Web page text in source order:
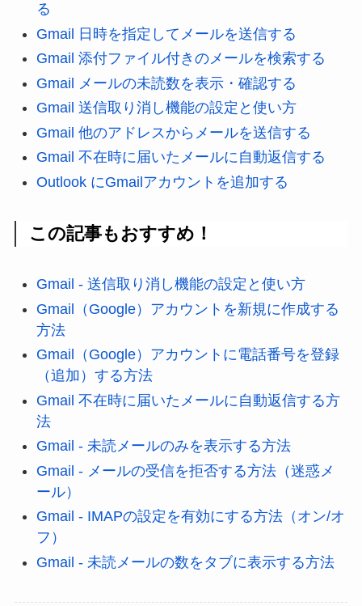
る
Gmail 日時を指定してメールを送信する
Gmail 添付ファイル付きのメールを検索する
Gmail メールの未読数を表示・確認する
Gmail 送信取り消し機能の設定と使い方
Gmail 他のアドレスからメールを送信する
Gmail 不在時に届いたメールに自動返信する
Outlook にGmailアカウントを追加する
この記事もおすすめ！
Gmail - 送信取り消し機能の設定と使い方
Gmail（Google）アカウントを新規に作成する
方法
Gmail（Google）アカウントに電話番号を登録
（追加）する方法
Gmail 不在時に届いたメールに自動返信する方
法
Gmail - 未読メールのみを表示する方法
Gmail - メールの受信を拒否する方法（迷惑メ
ール）
Gmail - IMAPの設定を有効にする方法（オン/オ
フ）
Gmail - 未読メールの数をタブに表示する方法